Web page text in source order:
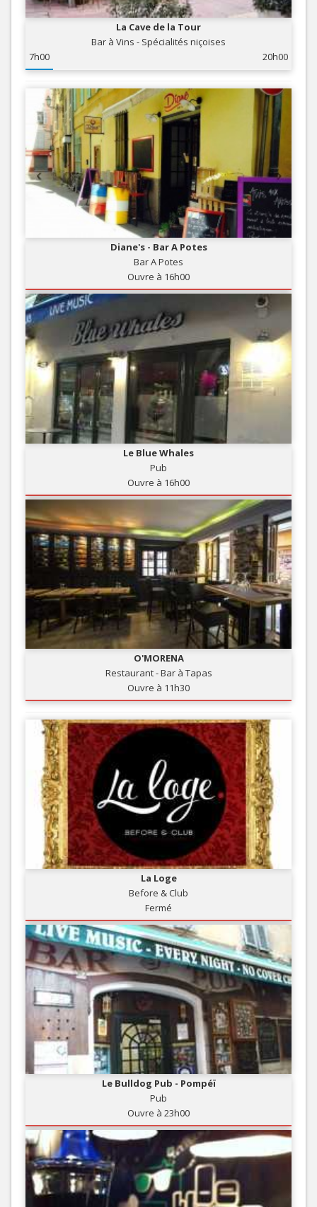
La Cave de la Tour
Bar à Vins - Spécialités niçoises
7h00
20h00
Diane's - Bar A Potes
Bar A Potes
Ouvre à 16h00
Le Blue Whales
Pub
Ouvre à 16h00
O'MORENA
Restaurant - Bar à Tapas
Ouvre à 11h30
La Loge
Before & Club
Fermé
Le Bulldog Pub - Pompéï
Pub
Ouvre à 23h00